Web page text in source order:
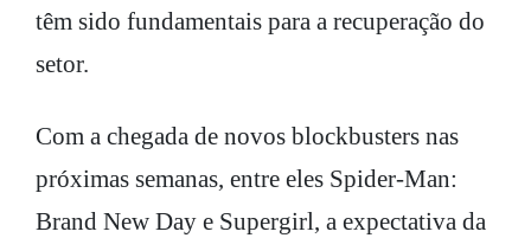
têm sido fundamentais para a recuperação do
setor.
Com a chegada de novos blockbusters nas
próximas semanas, entre eles Spider-Man:
Brand New Day e Supergirl, a expectativa da